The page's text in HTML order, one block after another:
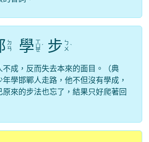
ㄉ
ㄢ
學 ㄩ
ㄝ
ˊ 步 ㄅ
ㄨ ˋ
不成，反而失去本來的面目。（典
年學邯鄲人走路，他不但沒有學成，
原來的步法也忘了，結果只好爬著回